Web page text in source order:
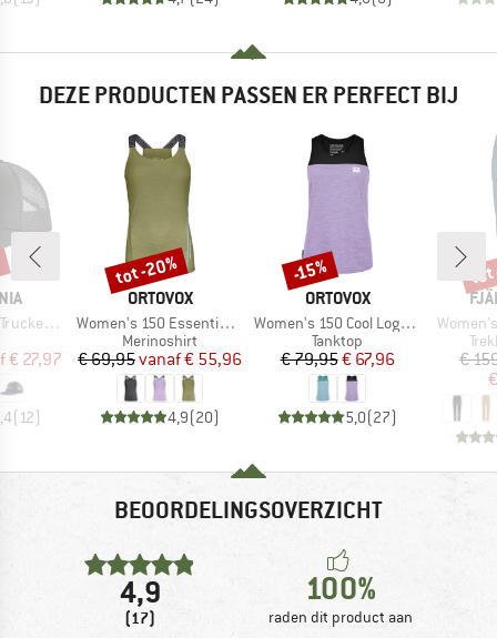
DEZE PRODUCTEN PASSEN ER PERFECT BIJ
Hat
prijs
€ 27,97
(12)
MERK
ORTOVOX
Artikel
Women's 150 Essential Top
Productgroep
Merinoshirt
Prijs
€ 69,95 Verlaagde prijs
vanaf€ 55,96
4,9(20)
Korting
tot -20%
MERK
ORTOVOX
Artikel
Women's 150 Cool Logo Top
Productgroep
Tanktop
Prijs
€ 79,95Verlaagde prijs
€ 67,96
5,0(27)
Korting
-15%
Artikel
€
BEOORDELINGSOVERZICHT
4,9
(17)
100%
raden dit product aan